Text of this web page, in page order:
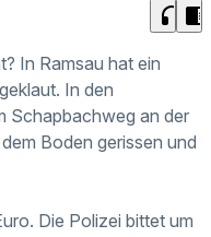
headphones chrome_reader_mode
In Ramsau hat ein
In den
Schapbachweg an der
Boden gerissen und
Die Polizei bittet um